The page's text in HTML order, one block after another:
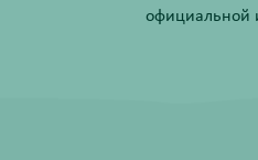
официальной